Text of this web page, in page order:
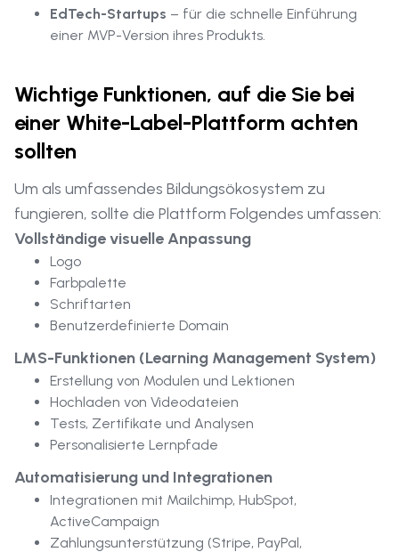
EdTech-Startups – für die schnelle Einführung
einer MVP-Version ihres Produkts.
Wichtige Funktionen, auf die Sie bei
einer White-Label-Plattform achten
sollten
Um als umfassendes Bildungsökosystem zu
fungieren, sollte die Plattform Folgendes umfassen:
Vollständige visuelle Anpassung
Logo
Farbpalette
Schriftarten
Benutzerdefinierte Domain
LMS-Funktionen (Learning Management System)
Erstellung von Modulen und Lektionen
Hochladen von Videodateien
Tests, Zertifikate und Analysen
Personalisierte Lernpfade
Automatisierung und Integrationen
Integrationen mit Mailchimp, HubSpot,
ActiveCampaign
Zahlungsunterstützung (Stripe, PayPal,